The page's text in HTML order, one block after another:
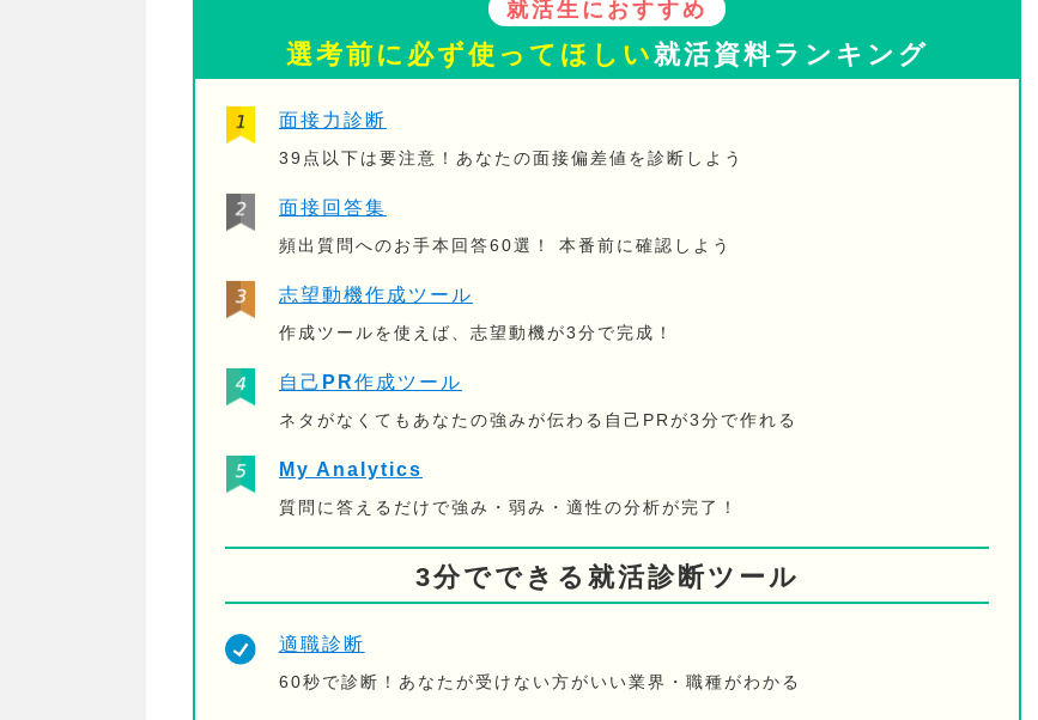
就活生におすすめ
選考前に必ず使ってほしい就活資料ランキング
面接力診断
39点以下は要注意！あなたの面接偏差値を診断しよう
面接回答集
頻出質問へのお手本回答60選！ 本番前に確認しよう
志望動機作成ツール
作成ツールを使えば、志望動機が3分で完成！
自己PR作成ツール
ネタがなくてもあなたの強みが伝わる自己PRが3分で作れる
My Analytics
質問に答えるだけで強み・弱み・適性の分析が完了！
3分でできる就活診断ツール
適職診断
60秒で診断！あなたが受けない方がいい業界・職種がわかる